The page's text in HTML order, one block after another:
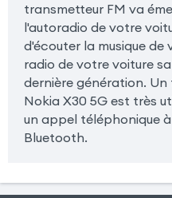
transmetteur FM va
l'autoradio de votre
d'écouter la musique
radio de votre voiture
dernière génération.
Nokia X30 5G est très
un appel téléphonique
Bluetooth.